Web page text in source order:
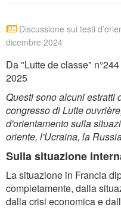
SCRIVETECI
Discussione sui testi
dicembre 2024
Da "Lutte de classe"
2025
Questi sono alcuni
congresso di Lutte
d'orientamento sulla
oriente, l'Ucraina, la
Sulla situazione
La situazione in Francia
completamente, dalla
dalla crisi economica e